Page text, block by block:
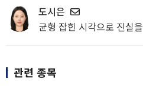
도시은
균형 잡힌 시각으로 진실
관련 종목